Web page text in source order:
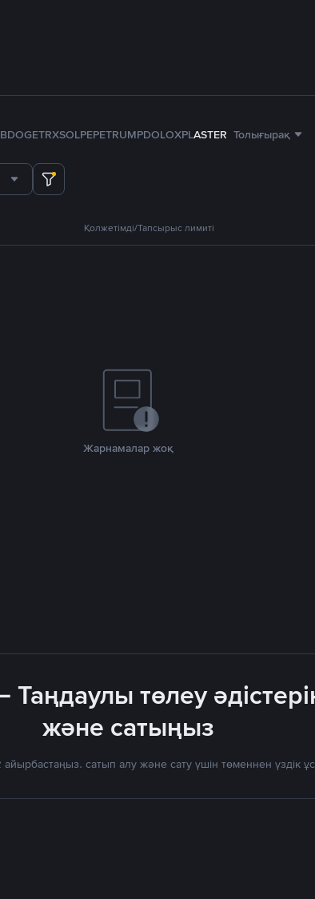
DOGETRXSOLPEPETRUMPDOLOXPLASTER Толығырақ
Қолжетімді/Тапсырыс лимиті
Жарнамалар жоқ
төлеу
және сатыңыз
сатып алу және сату үшін төменнен үздік